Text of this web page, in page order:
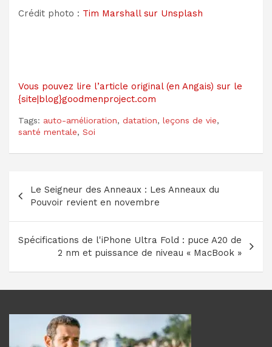
Crédit photo : Tim Marshall sur Unsplash
Vous pouvez lire l’article original (en Angais) sur le
{site|blog}goodmenproject.com
Tags: auto-amélioration, datation, leçons de vie,
santé mentale, Soi
de
l’article
Le Seigneur des Anneaux : Les Anneaux du
Pouvoir revient en novembre
Spécifications de l'iPhone Ultra Fold : puce A20 de
2 nm et puissance de niveau « MacBook »